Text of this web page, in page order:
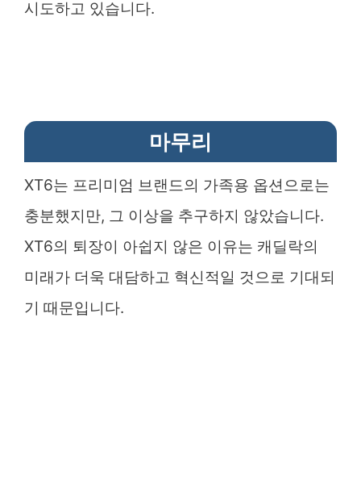
시도하고 있습니다.
마무리
XT6는 프리미엄 브랜드의 가족용 옵션으로는
충분했지만, 그 이상을 추구하지 않았습니다.
XT6의 퇴장이 아쉽지 않은 이유는 캐딜락의
미래가 더욱 대담하고 혁신적일 것으로 기대되
기 때문입니다.